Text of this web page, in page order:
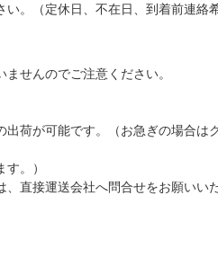
。（定休日、不在日、到着前連絡希
せんのでご注意ください。
荷が可能です。（お急ぎの場合は
。）
直接運送会社へ問合せをお願いい